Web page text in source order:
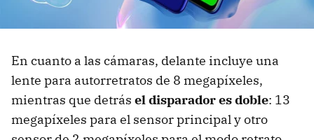
En cuanto a las cámaras, delante incluye una
lente para autorretratos de 8 megapíxeles,
mientras que detrás el disparador es doble: 13
megapíxeles para el sensor principal y otro